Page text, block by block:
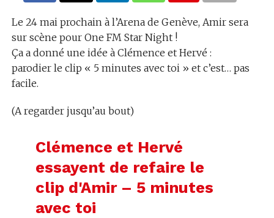
Le 24 mai prochain à l’Arena de Genève, Amir sera
sur scène pour One FM Star Night !
Ça a donné une idée à Clémence et Hervé :
parodier le clip « 5 minutes avec toi » et c’est… pas
facile.
(A regarder jusqu’au bout)
Clémence et Hervé
essayent de refaire le
clip d'Amir – 5 minutes
avec toi